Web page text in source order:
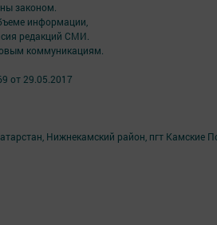
законом.
информации,
редакций СМИ.
коммуникациям.
от 29.05.2017
Нижнекамский район, пгт Камские